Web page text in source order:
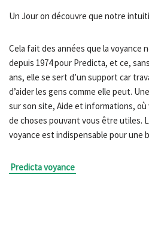
Un Jour on découvre que notre
Cela fait des années que la voyance
depuis 1974 pour Predicta, et ce,
ans, elle se sert d’un support car
d’aider les gens comme elle peut.
sur son site, Aide et informations,
de choses pouvant vous être utiles.
voyance est indispensable pour une
Predicta voyance